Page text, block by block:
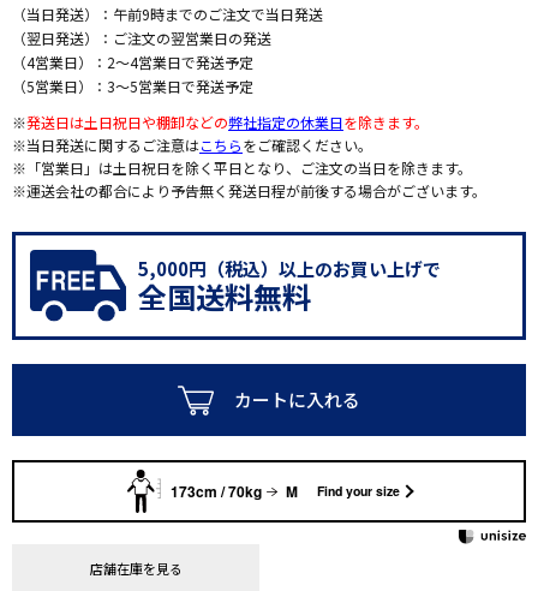
（当日発送）：午前9時までのご注文で当日発送
（翌日発送）：ご注文の翌営業日の発送
（4営業日）：2～4営業日で発送予定
（5営業日）：3～5営業日で発送予定
※発送日は土日祝日や棚卸などの弊社指定の休業日を除きます。
※当日発送に関するご注意はこちらをご確認ください。
※「営業日」は土日祝日を除く平日となり、ご注文の当日を除きます。
※運送会社の都合により予告無く発送日程が前後する場合がございます。
5,000円（税込）以上のお買い上げで
全国送料無料
カートに入れる
173cm / 70kg M Find your size
店舗在庫を見る